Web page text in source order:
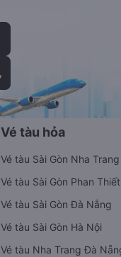
Vé tàu hỏa
Vé tàu Sài Gòn Nha Trang
Vé tàu Sài Gòn Phan Thiết
Vé tàu Sài Gòn Đà Nẵng
Vé tàu Sài Gòn Hà Nội
Vé tàu Nha Trang Đà